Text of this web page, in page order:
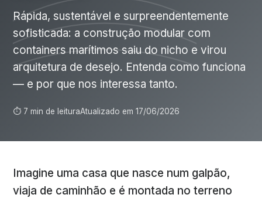
Rápida, sustentável e surpreendentemente
sofisticada: a construção modular com
containers marítimos saiu do nicho e virou
arquitetura de desejo. Entenda como funciona
— e por que nos interessa tanto.
⏱ 7 min de leituraAtualizado em 17/06/2026
Imagine uma casa que nasce num galpão,
viaja de caminhão e é montada no terreno